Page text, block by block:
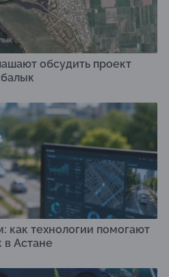
обсудить проект
как технологии помогают
в Астане